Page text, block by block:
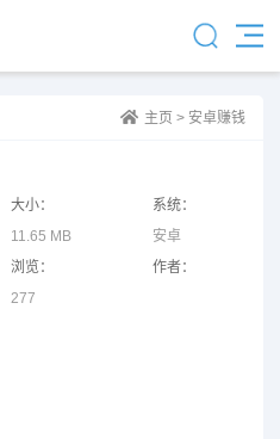
主页 > 安卓赚钱
大小：
11.65 MB
系统：
安卓
浏览：
277
作者：